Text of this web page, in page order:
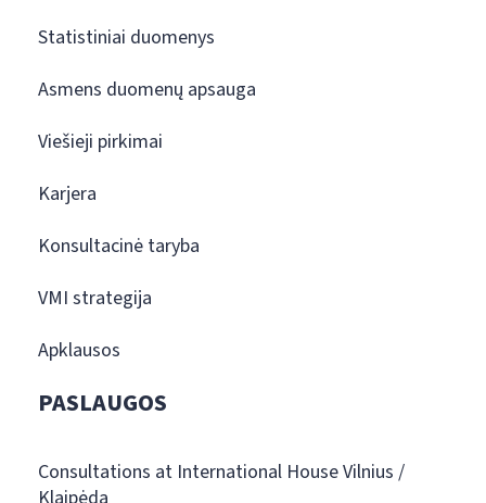
Statistiniai duomenys
Asmens duomenų apsauga
Viešieji pirkimai
Karjera
Konsultacinė taryba
VMI strategija
Apklausos
PASLAUGOS
Consultations at International House Vilnius /